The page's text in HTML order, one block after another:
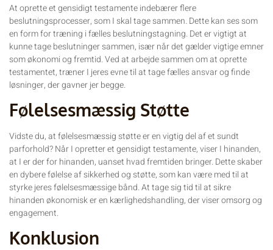
At oprette et gensidigt testamente indebærer flere
beslutningsprocesser, som I skal tage sammen. Dette kan ses som
en form for træning i fælles beslutningstagning. Det er vigtigt at
kunne tage beslutninger sammen, især når det gælder vigtige emner
som økonomi og fremtid. Ved at arbejde sammen om at oprette
testamentet, træner I jeres evne til at tage fælles ansvar og finde
løsninger, der gavner jer begge.
Følelsesmæssig Støtte
Vidste du, at følelsesmæssig støtte er en vigtig del af et sundt
parforhold? Når I opretter et gensidigt testamente, viser I hinanden,
at I er der for hinanden, uanset hvad fremtiden bringer. Dette skaber
en dybere følelse af sikkerhed og støtte, som kan være med til at
styrke jeres følelsesmæssige bånd. At tage sig tid til at sikre
hinanden økonomisk er en kærlighedshandling, der viser omsorg og
engagement.
Konklusion